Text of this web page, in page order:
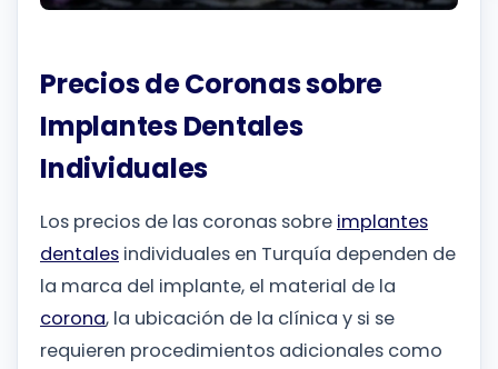
Precios de Coronas sobre
Implantes Dentales
Individuales
Los precios de las coronas sobre implantes
dentales individuales en Turquía dependen de
la marca del implante, el material de la
corona, la ubicación de la clínica y si se
requieren procedimientos adicionales como